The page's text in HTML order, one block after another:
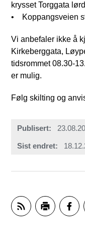
krysset Torggata
• Koppangsveien
Vi anbefaler ikke å
Kirkeberggata,
tidsrommet 08.30-
er mulig.
Følg skilting og
Publisert
Sist endret